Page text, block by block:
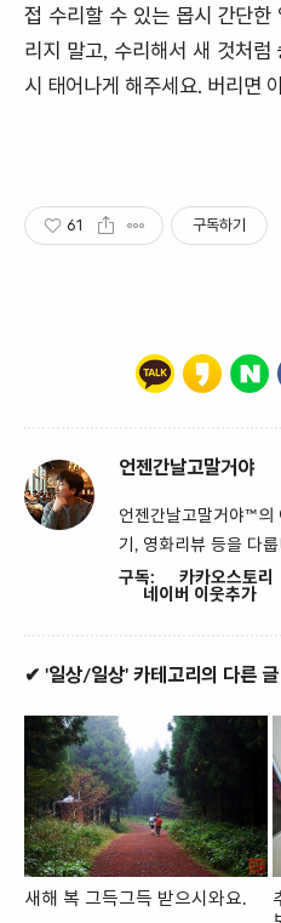
접 수리할 수 있는 몹시 간단한
리지 말고, 수리해서 새 것처럼
시 태어나게 해주세요. 버리면
61 구독하기
언젠간날고말거야
언젠간날고말거야™의
기, 영화리뷰 등을 다룹
구독:
카카오스토리
네이버 이웃추가
✔ '일상/일상' 카테고리의 다른 글
새해 복 그득그득 받으시와요.